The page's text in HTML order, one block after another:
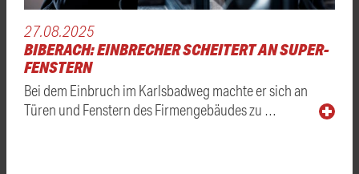
27.08.2025
BIBERACH: EINBRECHER SCHEITERT AN SUPER-
FENSTERN
Bei dem Einbruch im Karlsbadweg machte er sich an
Türen und Fenstern des Firmengebäudes zu …